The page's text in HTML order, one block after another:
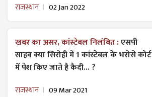
राजस्थान 02 Jan 2022
खबर का असर, कांस्टेबल निलंबित :एसपी
साहब क्या सिरोही में 1 कांस्टेबल के भरोसे कोर्ट
में पेश किए जाते है कैदी... ?
राजस्थान 09 Mar 2021